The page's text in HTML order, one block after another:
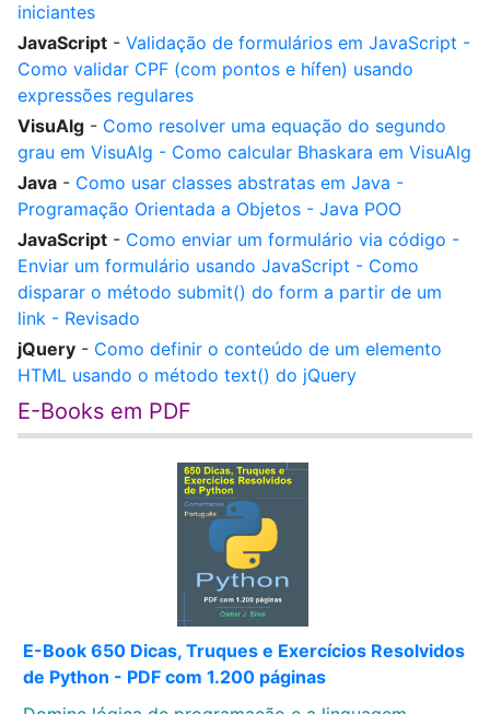
iniciantes
JavaScript - Validação de formulários em JavaScript -
Como validar CPF (com pontos e hífen) usando
expressões regulares
VisuAlg - Como resolver uma equação do segundo
grau em VisuAlg - Como calcular Bhaskara em VisuAlg
Java - Como usar classes abstratas em Java -
Programação Orientada a Objetos - Java POO
JavaScript - Como enviar um formulário via código -
Enviar um formulário usando JavaScript - Como
disparar o método submit() do form a partir de um
link - Revisado
jQuery - Como definir o conteúdo de um elemento
HTML usando o método text() do jQuery
E-Books em PDF
E-Book 650 Dicas, Truques e Exercícios Resolvidos
de Python - PDF com 1.200 páginas